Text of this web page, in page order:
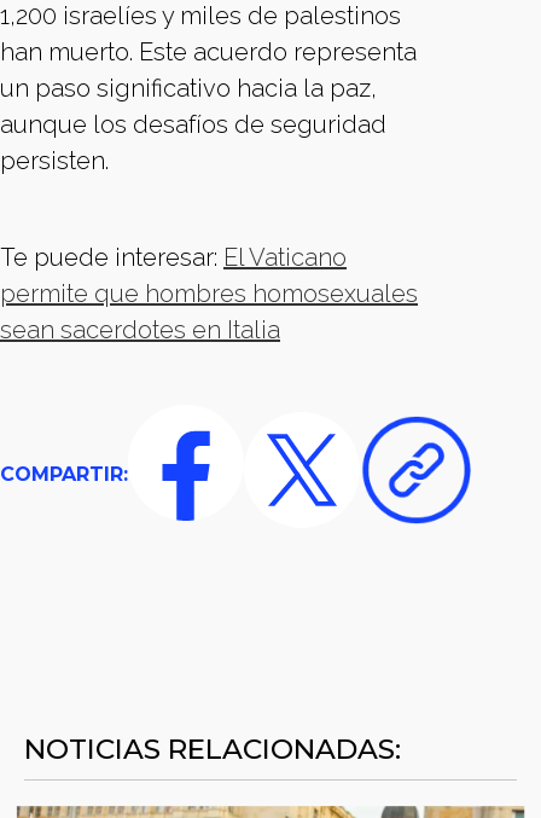
1,200 israelíes y miles de palestinos
han muerto. Este acuerdo representa
un paso significativo hacia la paz,
aunque los desafíos de seguridad
persisten.
Te puede interesar: El Vaticano
permite que hombres homosexuales
sean sacerdotes en Italia
COMPARTIR:
NOTICIAS RELACIONADAS: